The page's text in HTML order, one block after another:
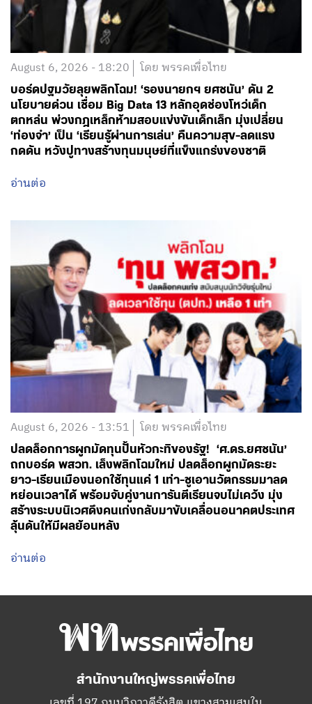
August 6, 2026 - 18:20 โดย พรรคเพื่อไทย
บอร์ดปฐมวัยลุยพลิกโฉม! ‘รองนายกฯ ยศชนัน’ ดัน 2
นโยบายด่วน เชื่อม Big Data 13 หลักอุดช่องโหว่เด็ก
ตกหล่น พ่วงกฎเหล็กห้ามสอบแข่งขันเด็กเล็ก มุ่งเปลี่ยน
‘ท่องจำ’ เป็น ‘เรียนรู้ผ่านการเล่น’ คืนความสุข-ลดแรง
กดดัน หวังปูทางสร้างทุนมนุษย์ที่แข็งแกร่งของชาติ
อ่านต่อ
August 6, 2026 - 13:51 โดย พรรคเพื่อไทย
ปลดล็อกการผูกมัดทุนปั้นหัวกะทิของรัฐ! ‘ศ.ดร.ยศชนัน’
ถกบอร์ด พสวท. เล็งพลิกโฉมใหม่ ปลดล็อกผูกมัดระยะ
ยาว-เรียนเมืองนอกใช้ทุนแค่ 1 เท่า-ชูเอานวัตกรรมมาลด
หย่อนเวลาได้ พร้อมจับคู่งานการันตีเรียนจบไม่เคว้ง มุ่ง
สร้างระบบนิเวศดึงคนเก่งกลับมาขับเคลื่อนอนาคตประเทศ
ลุ้นดันให้มีผลย้อนหลัง
อ่านต่อ
สำนักงานใหญ่พรรคเพื่อไทย